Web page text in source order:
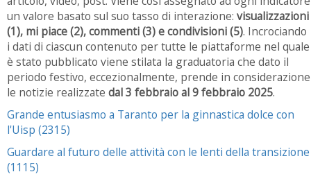
un valore basato sul suo tasso di interazione: visualizzazioni
(1), mi piace (2), commenti (3) e condivisioni (5). Incrociando
i dati di ciascun contenuto per tutte le piattaforme nel quale
è stato pubblicato viene stilata la graduatoria che dato il
periodo festivo, eccezionalmente, prende in considerazione
le notizie realizzate dal 3 febbraio al 9 febbraio 2025.
Grande entusiasmo a Taranto per la ginnastica dolce con
l'Uisp (2315)
Guardare al futuro delle attività con le lenti della transizione
(1115)